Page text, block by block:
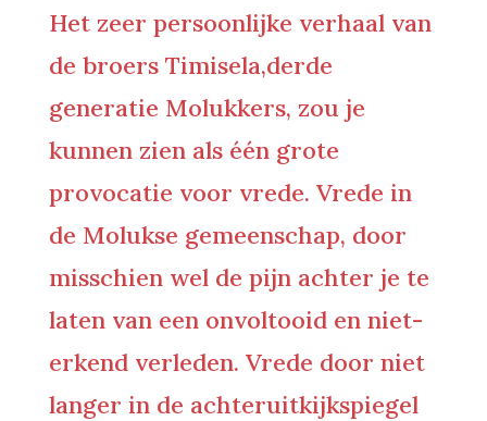
Het zeer persoonlijke verhaal van
de broers Timisela,derde
generatie Molukkers, zou je
kunnen zien als één grote
provocatie voor vrede. Vrede in
de Molukse gemeenschap, door
misschien wel de pijn achter je te
laten van een onvoltooid en niet-
erkend verleden. Vrede door niet
langer in de achteruitkijkspiegel